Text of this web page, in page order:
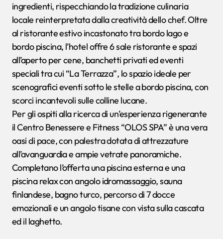
ingredienti, rispecchiando la tradizione culinaria
locale reinterpretata dalla creatività dello chef. Oltre
al ristorante estivo incastonato tra bordo lago e
bordo piscina, l’hotel offre 6 sale ristorante e spazi
all’aperto per cene, banchetti privati ed eventi
speciali tra cui “La Terrazza”, lo spazio ideale per
scenografici eventi sotto le stelle a bordo piscina, con
scorci incantevoli sulle colline lucane.
Per gli ospiti alla ricerca di un’esperienza rigenerante
il Centro Benessere e Fitness “OLOS SPA” è una vera
oasi di pace, con palestra dotata di attrezzature
all’avanguardia e ampie vetrate panoramiche.
Completano l’offerta una piscina esterna e una
piscina relax con angolo idromassaggio, sauna
finlandese, bagno turco, percorso di 7 docce
emozionali e un angolo tisane con vista sulla cascata
ed il laghetto.